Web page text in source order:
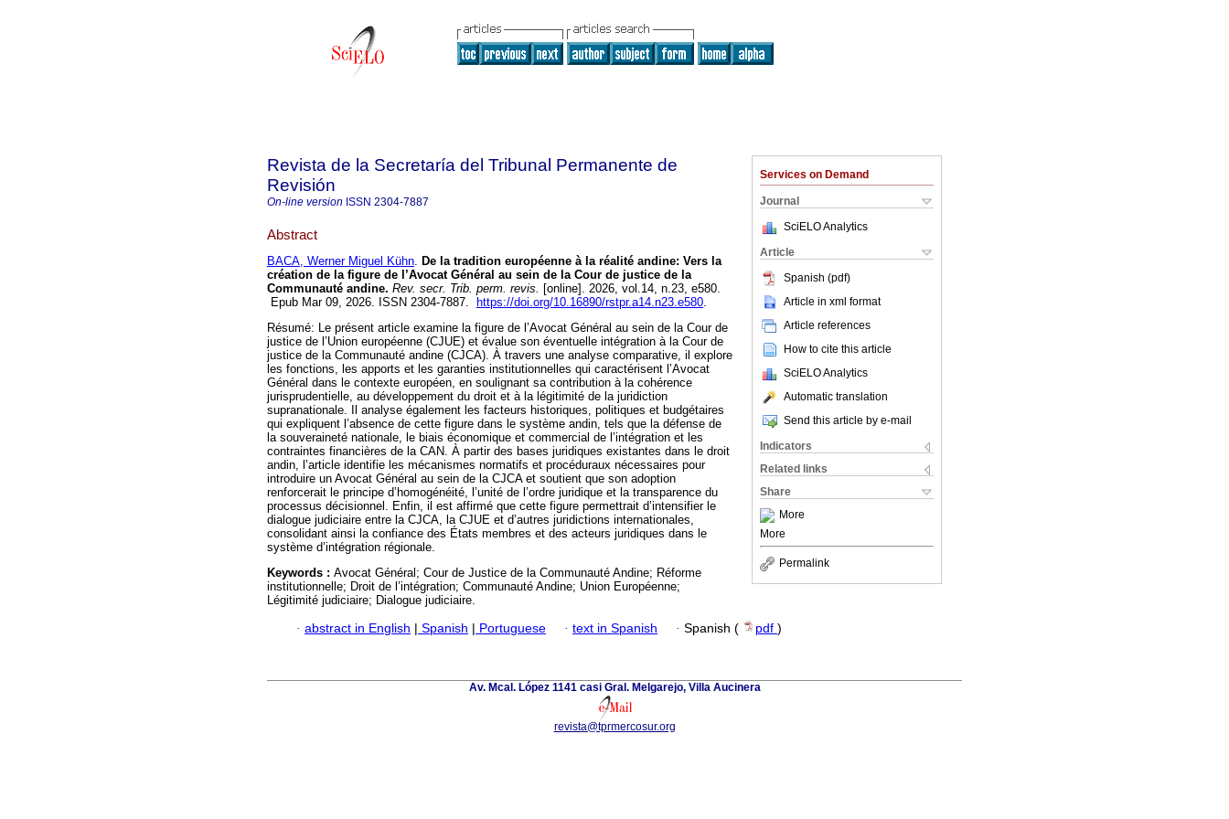
Services on Demand
Journal
SciELO Analytics
Article
Spanish (pdf)
Article in xml format
Article references
How to cite this article
SciELO Analytics
Automatic translation
Send this article by e-mail
Indicators
Related links
Share
More
More
Permalink
Revista de la Secretaría del Tribunal Permanente de
Revisión
On-line version ISSN 2304-7887
Abstract
BACA, Werner Miguel Kühn. De la tradition européenne à la réalité andine: Vers la
création de la figure de l’Avocat Général au sein de la Cour de justice de la
Communauté andine. Rev. secr. Trib. perm. revis. [online]. 2026, vol.14, n.23, e580.
Epub Mar 09, 2026. ISSN 2304-7887.
https://doi.org/10.16890/rstpr.a14.n23.e580.
Résumé: Le présent article examine la figure de l’Avocat Général au sein de la Cour de
justice de l’Union européenne (CJUE) et évalue son éventuelle intégration à la Cour de
justice de la Communauté andine (CJCA). À travers une analyse comparative, il explore
les fonctions, les apports et les garanties institutionnelles qui caractérisent l’Avocat
Général dans le contexte européen, en soulignant sa contribution à la cohérence
jurisprudentielle, au développement du droit et à la légitimité de la juridiction
supranationale. Il analyse également les facteurs historiques, politiques et budgétaires
qui expliquent l’absence de cette figure dans le système andin, tels que la défense de
la souveraineté nationale, le biais économique et commercial de l’intégration et les
contraintes financières de la CAN. À partir des bases juridiques existantes dans le droit
andin, l’article identifie les mécanismes normatifs et procéduraux nécessaires pour
introduire un Avocat Général au sein de la CJCA et soutient que son adoption
renforcerait le principe d’homogénéité, l’unité de l’ordre juridique et la transparence du
processus décisionnel. Enfin, il est affirmé que cette figure permettrait d’intensifier le
dialogue judiciaire entre la CJCA, la CJUE et d’autres juridictions internationales,
consolidant ainsi la confiance des États membres et des acteurs juridiques dans le
système d’intégration régionale.
Keywords : Avocat Général; Cour de Justice de la Communauté Andine; Réforme
institutionnelle; Droit de l’intégration; Communauté Andine; Union Européenne;
Légitimité judiciaire; Dialogue judiciaire.
· abstract in English | Spanish | Portuguese · text in Spanish · Spanish ( pdf )
Av. Mcal. López 1141 casi Gral. Melgarejo, Villa Aucinera
revista@tprmercosur.org